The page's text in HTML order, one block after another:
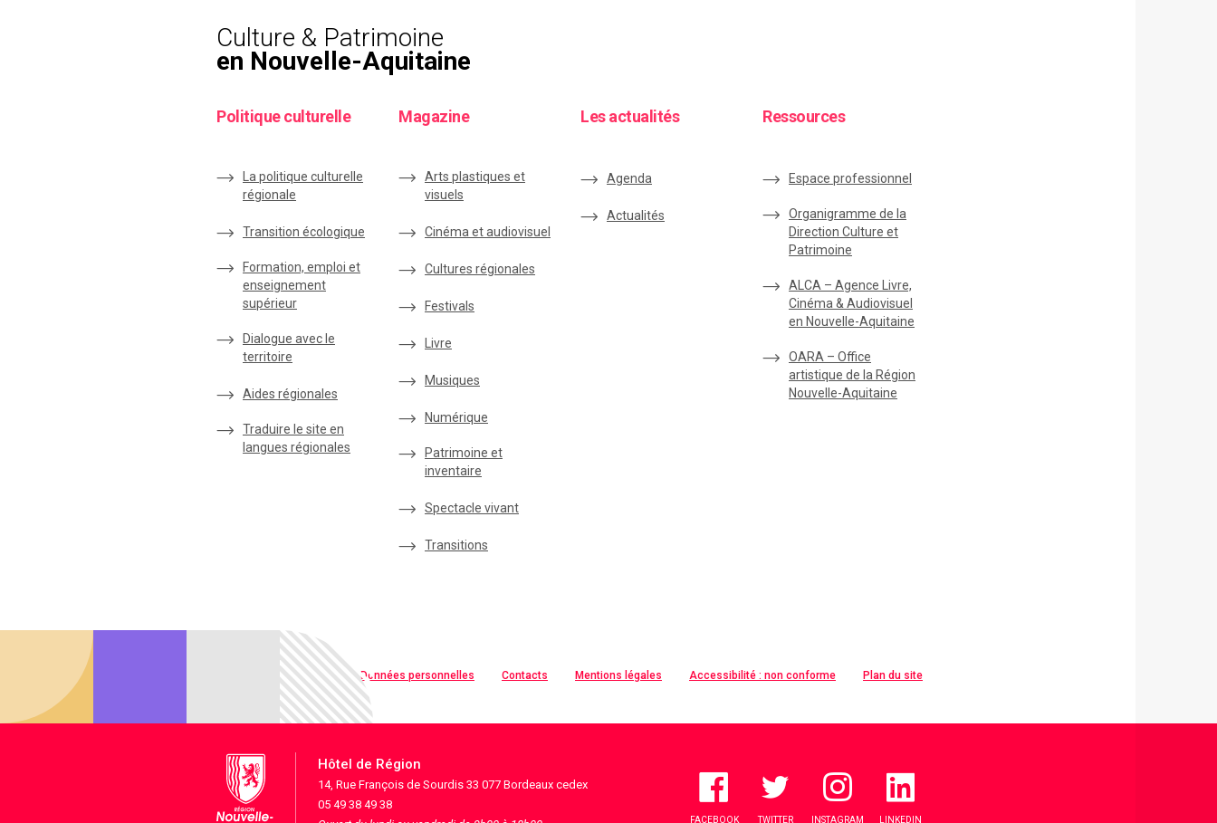
Culture & Patrimoine
en Nouvelle-Aquitaine
Politique culturelle
La politique culturelle
régionale
Transition écologique
Formation, emploi et
enseignement
supérieur
Dialogue avec le
territoire
Aides régionales
Traduire le site en
langues régionales
Magazine
Arts plastiques et
visuels
Cinéma et audiovisuel
Cultures régionales
Festivals
Livre
Musiques
Numérique
Patrimoine et
inventaire
Spectacle vivant
Transitions
Les actualités
Agenda
Actualités
Ressources
Espace professionnel
Organigramme de la
Direction Culture et
Patrimoine
ALCA – Agence Livre,
Cinéma & Audiovisuel
en Nouvelle-Aquitaine
OARA – Office
artistique de la Région
Nouvelle-Aquitaine
Qualité web Données personnelles Contacts Mentions légales Accessibilité : non conforme Plan du site
Hôtel de Région
14, Rue François de Sourdis 33 077 Bordeaux cedex
05 49 38 49 38
FACEBOOK TWITTER INSTAGRAM LINKEDIN